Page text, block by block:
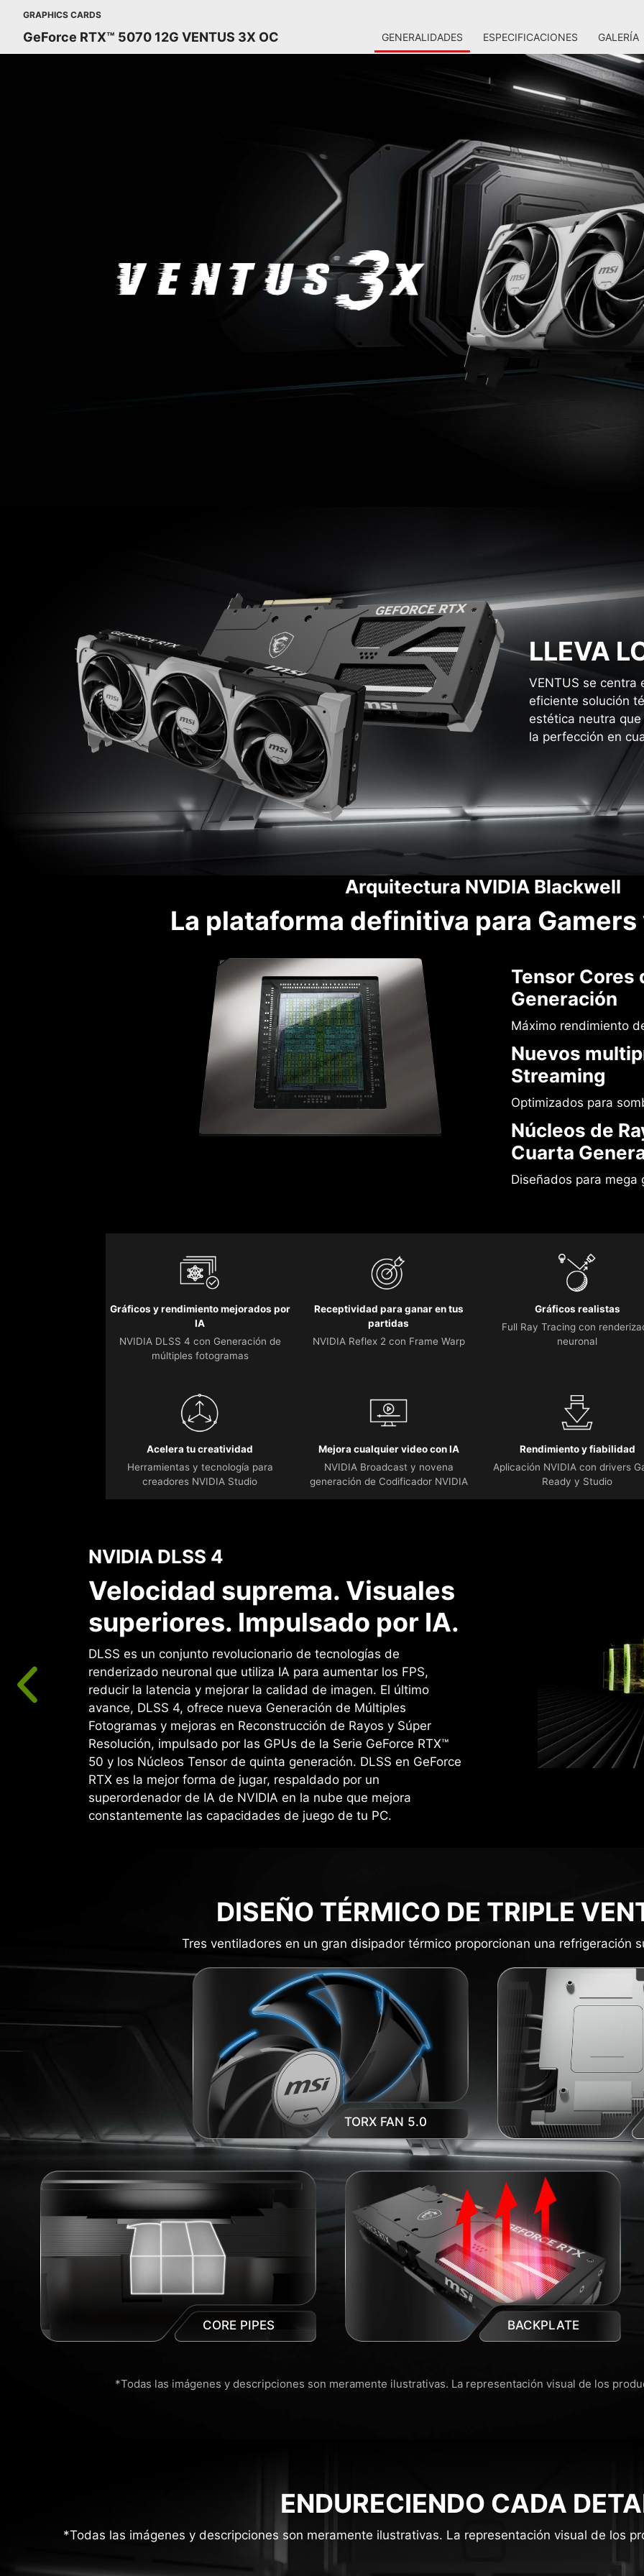
GRAPHICS CARDS
GeForce RTX™ 5070 12G VENTUS 3X OC GENERALIDADES ESPECIFICACIONES GALERÍA
LLEVA
VENTUS se centra
eficiente solución
estética neutra
la perfección en
Arquitectura NVIDIA Blackwell
La plataforma definitiva para
Tensor Cores
Generación
Máximo rendimiento
Nuevos
Streaming
Optimizados para
Núcleos de
Cuarta
Diseñados para mega
Gráficos y rendimiento mejorados por
IA
NVIDIA DLSS 4 con Generación de
múltiples fotogramas
Receptividad para ganar en tus
partidas
NVIDIA Reflex 2 con Frame Warp
Gráficos realistas
Full Ray Tracing con
neuronal
Acelera tu creatividad
Herramientas y tecnología para
creadores NVIDIA Studio
Mejora cualquier video con IA
NVIDIA Broadcast y novena
generación de Codificador NVIDIA
Rendimiento y fiabilidad
Aplicación NVIDIA con drivers
Ready y Studio
NVIDIA DLSS 4
Velocidad suprema. Visuales
superiores. Impulsado por IA.
DLSS es un conjunto revolucionario de tecnologías de
renderizado neuronal que utiliza IA para aumentar los FPS,
reducir la latencia y mejorar la calidad de imagen. ‌El último
avance, DLSS 4, ofrece nueva Generación de Múltiples
Fotogramas y mejoras en Reconstrucción de Rayos y Súper
Resolución, impulsado por las GPUs de la Serie GeForce RTX™
50 y los Núcleos Tensor de quinta generación. DLSS en GeForce
RTX es la mejor forma de jugar, respaldado por un
superordenador de IA de NVIDIA en la nube que mejora
constantemente las capacidades de juego de tu PC.
DISEÑO TÉRMICO DE TRIPLE
Tres ventiladores en un gran disipador térmico proporcionan una refrigeración
TORX FAN 5.0
CORE PIPES BACKPLATE
*Todas las imágenes y descripciones son meramente ilustrativas. La representación visual de los
ENDURECIENDO CADA
*Todas las imágenes y descripciones son meramente ilustrativas. La representación visual de los